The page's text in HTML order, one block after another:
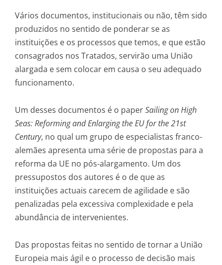
Vários documentos, institucionais ou não, têm sido
produzidos no sentido de ponderar se as
instituições e os processos que temos, e que estão
consagrados nos Tratados, servirão uma União
alargada e sem colocar em causa o seu adequado
funcionamento.
Um desses documentos é o paperSailing on High
Seas: Reforming and Enlarging the EU for the 21st
Century, no qual um grupo de especialistas franco-
alemães apresenta uma série de propostas para a
reforma da UE no pós-alargamento. Um dos
pressupostos dos autores é o de que as
instituições actuais carecem de agilidade e são
penalizadas pela excessiva complexidade e pela
abundância de intervenientes.
Das propostas feitas no sentido de tornar a União
Europeia mais ágil e o processo de decisão mais